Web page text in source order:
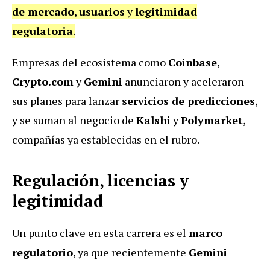
de mercado,usuariosylegitimidad
regulatoria.
Empresas del ecosistema como Coinbase,
Crypto.comyGemini anunciaron y aceleraron
sus planes para lanzar servicios de predicciones,
y se suman al negocio de KalshiyPolymarket,
compañías ya establecidas en el rubro.
Regulación, licencias y
legitimidad
Un punto clave en esta carrera es el marco
regulatorio, ya que recientemente Gemini